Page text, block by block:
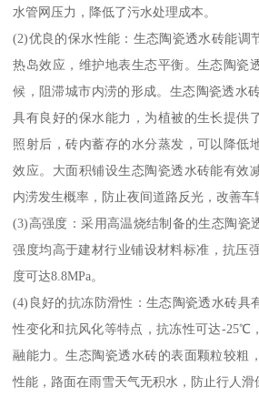
水管网压力，降低了污水处理成本。
(2)优良的保水性能：生态陶瓷透水砖能调
热岛效应，维护地表生态平衡。生态陶瓷
候，阻滞城市内涝的形成。生态陶瓷透水
具有良好的保水能力，为植被的生长提供
照射后，砖内蓄存的水分蒸发，可以降低
效应。大面积铺设生态陶瓷透水砖能有效
内涝发生概率，防止夜间道路反光，改善车
(3)高强度：采用高温烧结制备的生态陶瓷
强度均高于建材行业铺设材料标准，抗压
度可达8.8MPa。
(4)良好的抗冻防滑性：生态陶瓷透水砖具
性变化和抗风化等特点，抗冻性可达-25℃
融能力。生态陶瓷透水砖的表面颗粒较粗
性能，路面在雨雪天气无积水，防止行人滑